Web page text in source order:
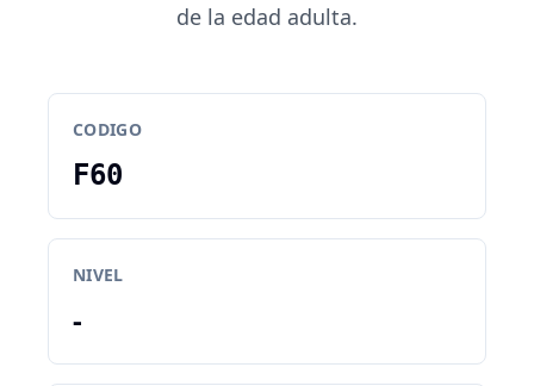
de la edad adulta.
CODIGO
F60
NIVEL
-